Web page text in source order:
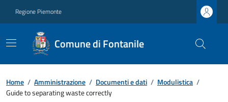
Regione Piemonte
Comune di Fontanile
Home / Amministrazione / Documenti e dati / Modulistica /
Guide to separating waste correctly